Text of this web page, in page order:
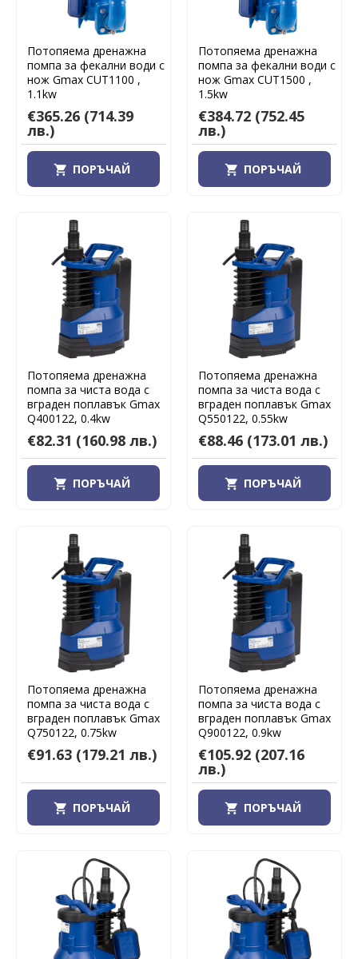
Потопяема дренажна
помпа за фекални води с
нож Gmax CUT1100 ,
1.1kw
€365.26 (714.39
лв.)
ПОРЪЧАЙ
Потопяема дренажна
помпа за фекални води с
нож Gmax CUT1500 ,
1.5kw
€384.72 (752.45
лв.)
ПОРЪЧАЙ
Потопяема дренажна
помпа за чиста вода с
вграден поплавък Gmax
Q400122, 0.4kw
€82.31 (160.98 лв.)
ПОРЪЧАЙ
Потопяема дренажна
помпа за чиста вода с
вграден поплавък Gmax
Q550122, 0.55kw
€88.46 (173.01 лв.)
ПОРЪЧАЙ
Потопяема дренажна
помпа за чиста вода с
вграден поплавък Gmax
Q750122, 0.75kw
€91.63 (179.21 лв.)
ПОРЪЧАЙ
Потопяема дренажна
помпа за чиста вода с
вграден поплавък Gmax
Q900122, 0.9kw
€105.92 (207.16
лв.)
ПОРЪЧАЙ